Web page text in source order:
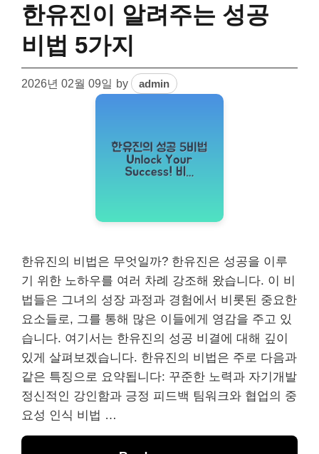
한유진이 알려주는 성공
비법 5가지
2026년 02월 09일 by admin
한유진의 비법은 무엇일까? 한유진은 성공을 이루
기 위한 노하우를 여러 차례 강조해 왔습니다. 이 비
법들은 그녀의 성장 과정과 경험에서 비롯된 중요한
요소들로, 그를 통해 많은 이들에게 영감을 주고 있
습니다. 여기서는 한유진의 성공 비결에 대해 깊이
있게 살펴보겠습니다. 한유진의 비법은 주로 다음과
같은 특징으로 요약됩니다: 꾸준한 노력과 자기개발
정신적인 강인함과 긍정 피드백 팀워크와 협업의 중
요성 인식 비법 …